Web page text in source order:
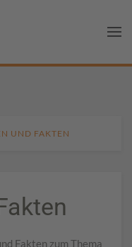
UND FAKTEN
Fakten zum Thema